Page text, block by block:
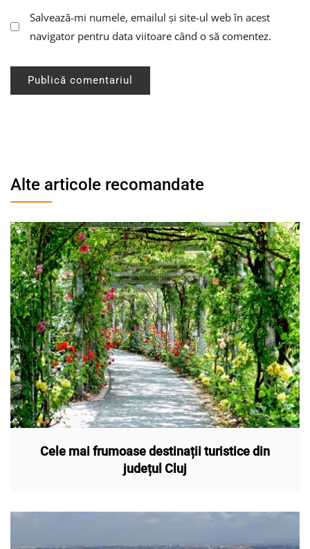
Salvează-mi numele, emailul și site-ul web în acest
navigator pentru data viitoare când o să comentez.
Alte articole recomandate
Cele mai frumoase destinații turistice din
județul Cluj